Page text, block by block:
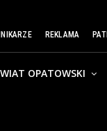
REKLAMA
OPATOWSKI